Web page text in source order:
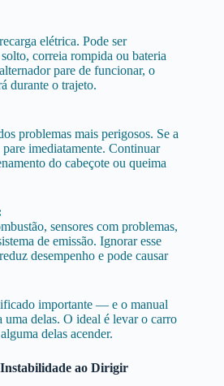
elétrica. Pode ser
correia rompida ou bateria
pare de funcionar, o
durante o trajeto.
problemas mais perigosos. Se a
imediatamente. Continuar
do cabeçote ou queima
sensores com problemas,
de emissão. Ignorar esse
desempenho e pode causar
importante — e o manual
delas. O ideal é levar o carro
delas acender.
Instabilidade ao Dirigir